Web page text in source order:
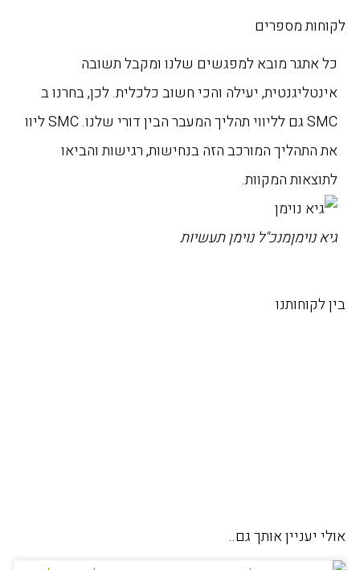
לקוחות מספרים
כל אתגר מובא למפגשים שלנו ומקבל תשובה
אינטליגנטית, יעילה והכי חשוב כלכלית. לכן, בחרנו ב
SMC גם לליווי תהליך המעבר הבין דורי שלנו. SMC ליוו
את התהליך המורכב הזה בנחישות, רגישות והביאו
לתוצאות המקוות.
גיא נוימןמנכ"ל נוימן תעשיות
בין לקוחותנו
אולי יעניין אותך גם..